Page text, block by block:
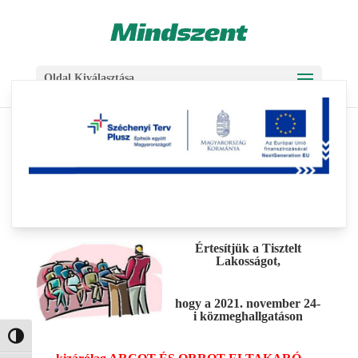
Nagy kontraszt váltása
Oldal Kiválasztása
Értesítés
Értesítjük a Tisztelt
Lakosságot,
hogy a 2021. november 24-
i közmeghallgatáson